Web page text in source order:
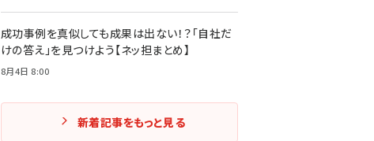
成功事例を真似しても成果は出ない！？「自社だ
けの答え」を見つけよう【ネッ担まとめ】
8月4日 8:00
新着記事をもっと見る